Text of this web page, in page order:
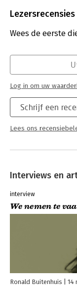
Bestandsformaat:
Uitgever:
Hoofdrubriek:
Lezersrecensies
Wees de eerste
Schrijf een
Lees ons
Log in om uw
Interviews en
interview
We nemen te
Ronald Buitenhuis 14